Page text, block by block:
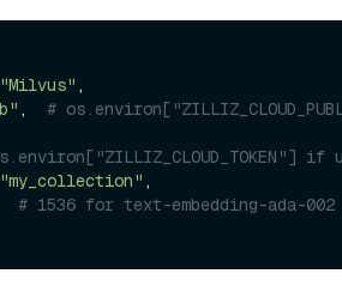
"Milvus" ,
, #
"my_collection" ,
# 1536 for text-embedding-ada-002